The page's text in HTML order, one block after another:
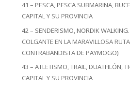
41 – PESCA, PESCA SUBMARINA,
CAPITAL Y SU PROVINCIA
42 – SENDERISMO, NORDIK
COLGANTE EN LA MARAVILLOSA RUTA
CONTRABANDISTA DE PAYMOGO)
43 – ATLETISMO, TRAIL, DUATHLÓN,
CAPITAL Y SU PROVINCIA